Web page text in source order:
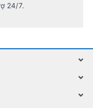
Thunder Retrospec
Thêm vào đó, nó
24/7.